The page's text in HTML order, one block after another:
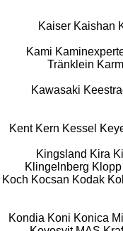
Kaiser Kaishan
Kami
Tränklein
Kawasaki
Kent Kern Kessel
Kingsland Kira
Klingelnberg Klopp
Koch Kocsan Kodak
Kondia Koni Konica